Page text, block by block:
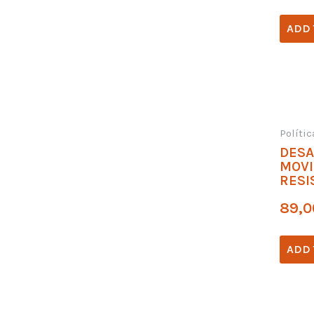
ADD
ADD